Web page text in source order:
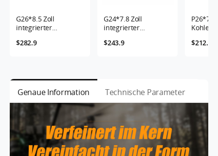
G26*8.5 Zoll
integrierter
2 Stücke/Paar
$282.9
G24*7.8 Zoll
integrierter
2 Stücke/Paar
$243.9
P26*7.8
$212.9
Genaue Information Technische Parameter